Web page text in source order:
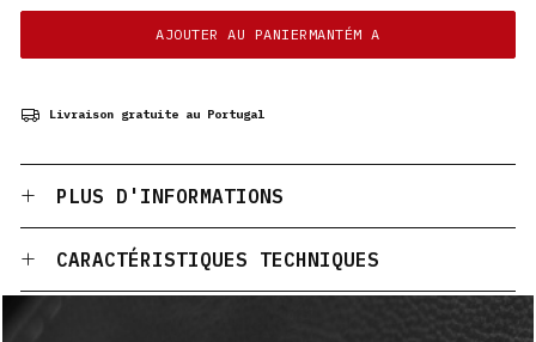
AJOUTER AU PANIERMANTÉM A
Livraison gratuite au Portugal
PLUS D'INFORMATIONS
CARACTÉRISTIQUES TECHNIQUES